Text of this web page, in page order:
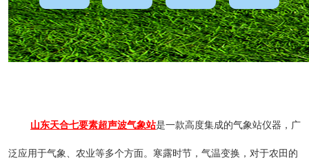
山东天合七要素超声波气象站是一款高度集成的气象站仪器，广
泛应用于气象、农业等多个方面。寒露时节，气温变换，对于农田的